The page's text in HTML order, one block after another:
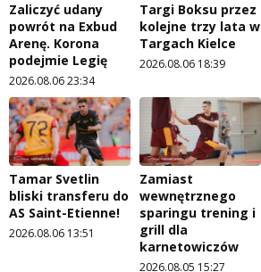
Zaliczyć udany
powrót na Exbud
Arenę. Korona
podejmie Legię
2026.08.06 23:34
Targi Boksu przez
kolejne trzy lata w
Targach Kielce
2026.08.06 18:39
Tamar Svetlin
bliski transferu do
AS Saint-Etienne!
2026.08.06 13:51
Zamiast
wewnętrznego
sparingu trening i
grill dla
karnetowiczów
2026.08.05 15:27